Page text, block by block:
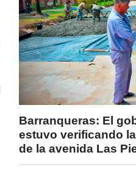
Barranqueras: El
estuvo verificando
de la avenida Las